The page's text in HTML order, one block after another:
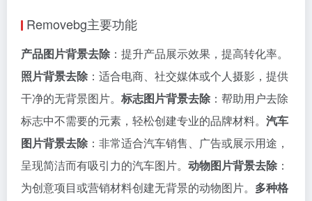
Removebg主要功能
产品图片背景去除 ：提升产品展示效果，提高转化率。
照片背景去除 ：适合电商、社交媒体或个人摄影，提供
干净的无背景图片。 标志图片背景去除 ：帮助用户去除
标志中不需要的元素，轻松创建专业的品牌材料。 汽车
图片背景去除 ：非常适合汽车销售、广告或展示用途，
呈现简洁而有吸引力的汽车图片。 动物图片背景去除 ：
为创意项目或营销材料创建无背景的动物图片。 多种格